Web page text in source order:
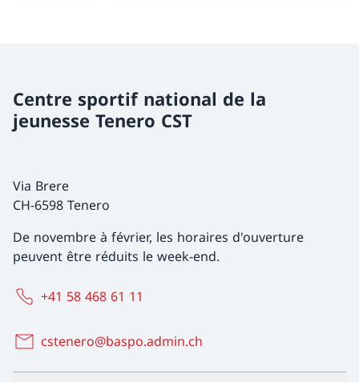
Centre sportif national de la
jeunesse Tenero CST
Via Brere
CH-6598 Tenero
De novembre à février, les horaires d'ouverture
peuvent être réduits le week-end.
+41 58 468 61 11
cstenero@baspo.admin.ch